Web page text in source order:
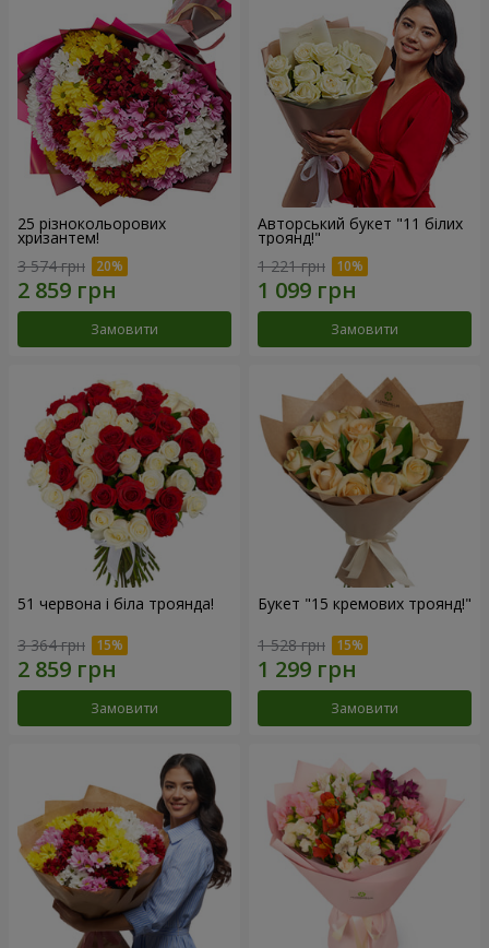
25 різнокольорових
хризантем!
3 574 грн
Замовити
Авторський букет "11 білих
троянд!"
1 221 грн
Замовити
51 червона і біла троянда!
3 364 грн
Замовити
Букет "15 кремових троянд!"
1 528 грн
Замовити